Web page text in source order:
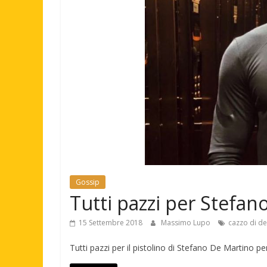
Gossip
Tutti pazzi per
15 Settembre 2018 Massimo Lupo cazzo di
Tutti pazzi per il pistolino di Stefano De Martino